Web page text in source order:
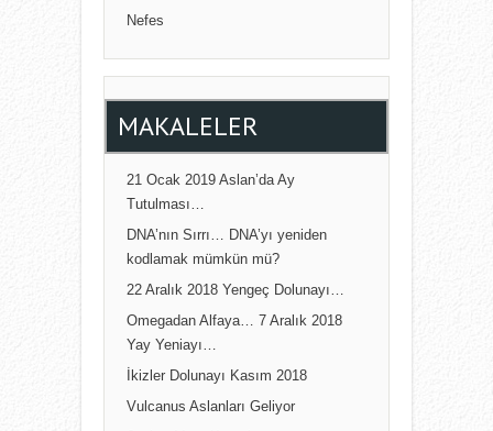
Nefes
MAKALELER
21 Ocak 2019 Aslan’da Ay
Tutulması…
DNA’nın Sırrı… DNA’yı yeniden
kodlamak mümkün mü?
22 Aralık 2018 Yengeç Dolunayı…
Omegadan Alfaya… 7 Aralık 2018
Yay Yeniayı…
İkizler Dolunayı Kasım 2018
Vulcanus Aslanları Geliyor